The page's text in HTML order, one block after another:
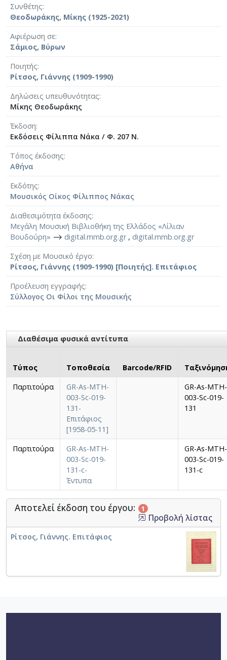
Συνθέτης
Θεοδωράκης, Μίκης (1925-2021)
Αφιέρωση σε
Σάμιος, Βύρων
Ποιητής
Ρίτσος, Γιάννης (1909-1990)
Δηλώσεις υπευθυνότητας
Μίκης Θεοδωράκης
Έκδοση
Εκδόσεις Φίλιππα Νάκα / Φ. 207 Ν.
Τόπος έκδοσης
Αθήνα
Εκδότης
Μουσικός Οίκος Φίλιππος Νάκας
Διαθεσιμότητα έκδοσης
Μεγάλη Μουσική Βιβλιοθήκη της Ελλάδος «Λίλιαν
Βουδούρη» ⟶ digital.mmb.org.gr, digital.mmb.org.gr
Σχέση με Μουσικό έργο
Ρίτσος, Γιάννης (1909-1990) [Ποιητής]. Επιτάφιος
Προέλευση εγγραφής
Σύλλογος Οι Φίλοι της Μουσικής
Διαθέσιμα φυσικά αντίτυπα
Τύπος Τοποθεσία Barcode/RFID
Παρτιτούρα
GR-As-MTH-
003-Sc-019-
131-
Επιτάφιος
[1958-05-11]
GR-As-MTH-
003-Sc-019-
131
Παρτιτούρα
GR-As-MTH-
003-Sc-019-
131-c-
Έντυπα
GR-As-MTH-
003-Sc-019-
131-c
Αποτελεί έκδοση του έργου: 1
Προβολή λίστας
Ρίτσος, Γιάννης. Επιτάφιος